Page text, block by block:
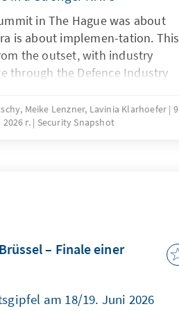
in The Hague was about
is about implemen-tation. This
the outset, with industry
through the Defence Industry
new indus-try deals and
thus marks alliance's
in the Middle East on the
Meike Lenzner, Lavinia Klarhoefer 9
2026 г.
Security Snapshot
– Finale einer
am 18/19. Juni 2026